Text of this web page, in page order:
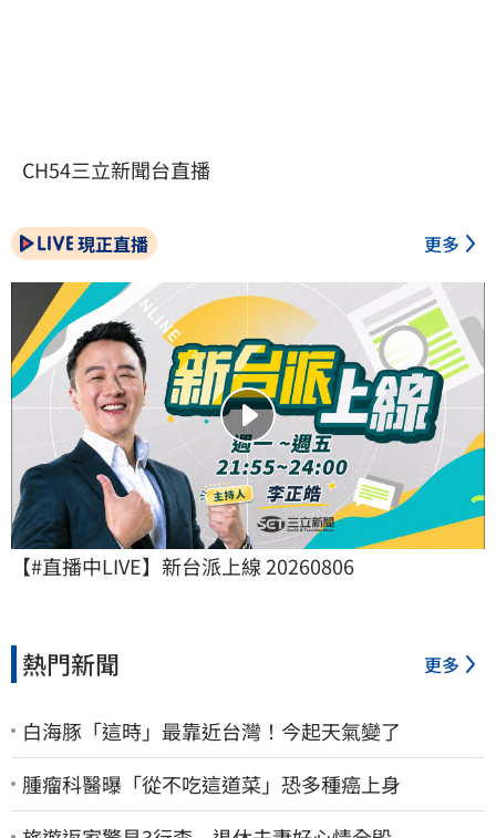
CH54三立新聞台直播
現正直播 更多
【#直播中LIVE】新台派上線 20260806
熱門新聞 更多
白海豚「這時」最靠近台灣！今起天氣變了
腫瘤科醫曝「從不吃這道菜」恐多種癌上身